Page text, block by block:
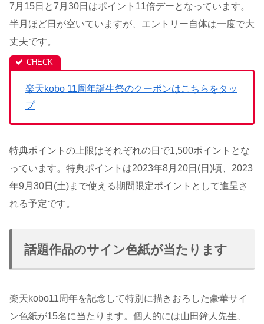
7月15日と7月30日はポイント11倍デーとなっています。
半月ほど日が空いていますが、エントリー自体は一度で大
丈夫です。
楽天kobo 11周年誕生祭のクーポンはこちらをタッ
プ
特典ポイントの上限はそれぞれの日で1,500ポイントとな
っています。特典ポイントは2023年8月20日(日)頃、2023
年9月30日(土)まで使える期間限定ポイントとして進呈さ
れる予定です。
話題作品のサイン色紙が当たります
楽天kobo11周年を記念して特別に描きおろした豪華サイ
ン色紙が15名に当たります。個人的には山田鐘人先生、